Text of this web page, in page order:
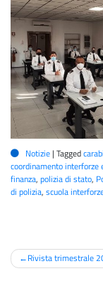
Notizie | Tagged
coordinamento interforze
finanza, polizia di stato,
di polizia, scuola
Navigazione
articoli
Rivista trimestrale